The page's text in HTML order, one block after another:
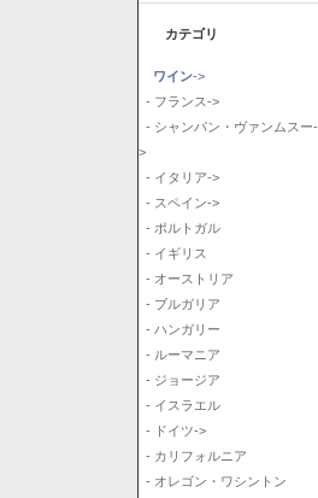
カテゴリ
ワイン->
- フランス->
- シャンパン・ヴァンムスー-
>
- イタリア->
- スペイン->
- ポルトガル
- イギリス
- オーストリア
- ブルガリア
- ハンガリー
- ルーマニア
- ジョージア
- イスラエル
- ドイツ->
- カリフォルニア
- オレゴン・ワシントン